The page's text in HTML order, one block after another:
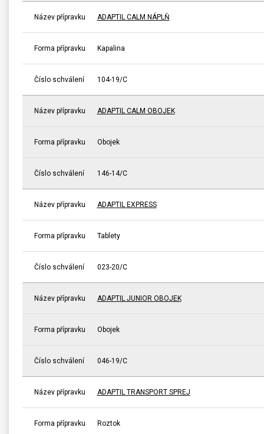
Název přípravku ADAPTIL CALM NÁPLŇ
Forma přípravku Kapalina
Číslo schválení 104-19/C
Název přípravku ADAPTIL CALM OBOJEK
Forma přípravku Obojek
Číslo schválení 146-14/C
Název přípravku ADAPTIL EXPRESS
Forma přípravku Tablety
Číslo schválení 023-20/C
Název přípravku ADAPTIL JUNIOR OBOJEK
Forma přípravku Obojek
Číslo schválení 046-19/C
Název přípravku ADAPTIL TRANSPORT SPREJ
Forma přípravku Roztok